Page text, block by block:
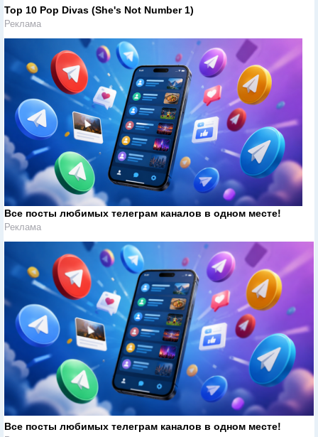
Top 10 Pop Divas (She's Not Number 1)
Реклама
Все посты любимых телеграм каналов в одном месте!
Реклама
Все посты любимых телеграм каналов в одном месте!